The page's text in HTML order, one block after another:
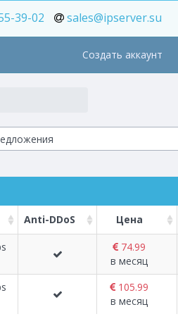
39-02 sales@ipserver.su
Создать аккаунт
Anti-DDoS Цена
74.99
в месяц
105.99
в месяц